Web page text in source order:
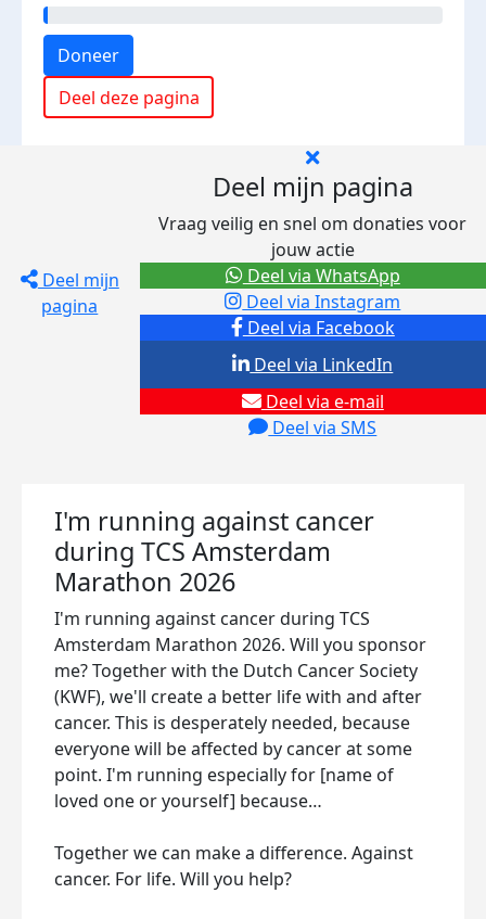
Doneer
Deel deze pagina
Deel mijn
pagina
Deel mijn pagina
Vraag veilig en snel om donaties voor
jouw actie
Deel via Facebook
Deel via Instagram
Deel via e-mail
Deel via SMS
Deel via LinkedIn
Deel via WhatsApp
I'm running against cancer
during TCS Amsterdam
Marathon 2026
I'm running against cancer during TCS
Amsterdam Marathon 2026. Will you sponsor
me? Together with the Dutch Cancer Society
(KWF), we'll create a better life with and after
cancer. This is desperately needed, because
everyone will be affected by cancer at some
point. I'm running especially for [name of
loved one or yourself] because…
Together we can make a difference. Against
cancer. For life. Will you help?